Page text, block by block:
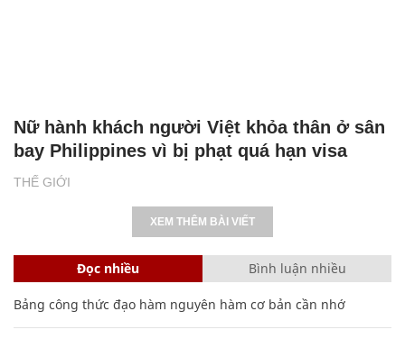
THẾ GIỚI
Nữ hành khách người Việt khỏa thân ở sân
bay Philippines vì bị phạt quá hạn visa
XEM THÊM BÀI VIẾT
Đọc nhiều Bình luận nhiều
Bảng công thức đạo hàm nguyên hàm cơ bản cần nhớ